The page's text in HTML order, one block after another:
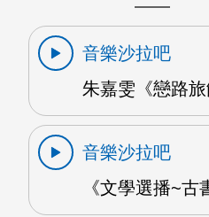
音樂沙拉吧
朱嘉雯《戀路
音樂沙拉吧
《文學選播~